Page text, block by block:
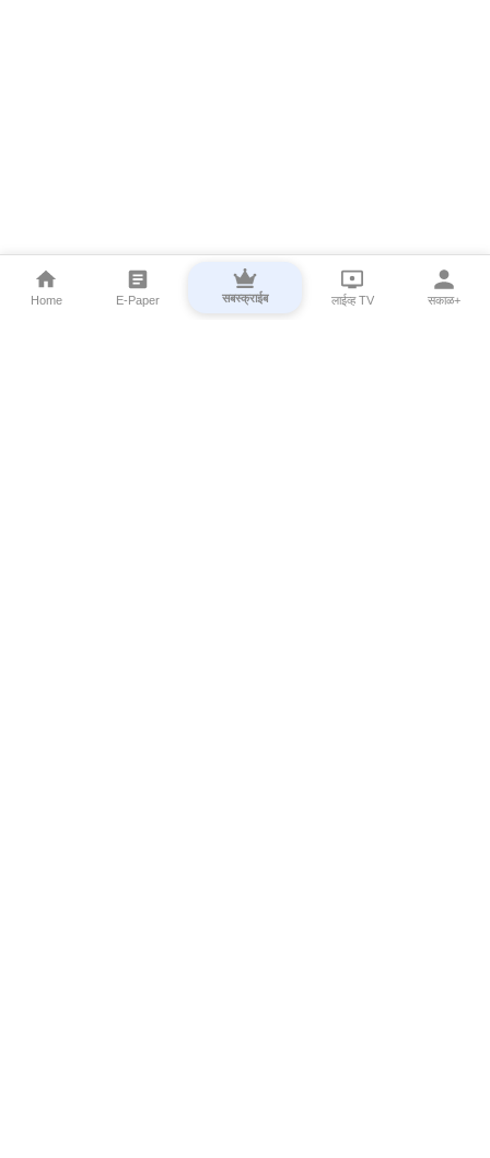
Home E-Paper सबस्क्राईब लाईव्ह TV सकाळ+